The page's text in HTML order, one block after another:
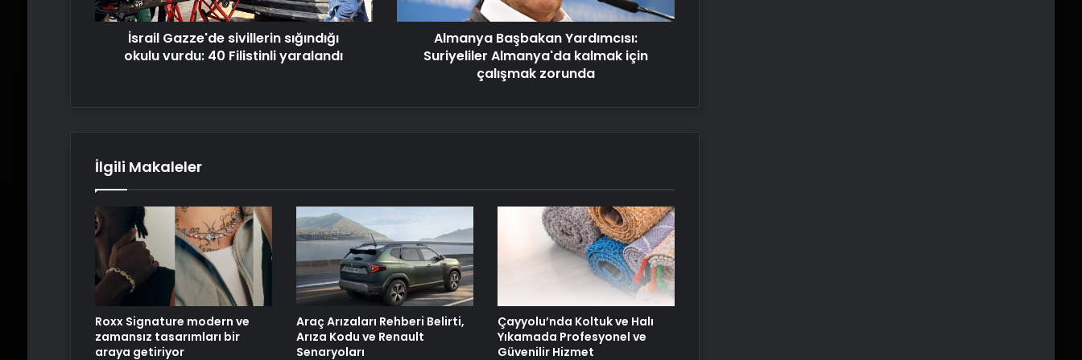
Petmona : Kedi Maması ve Köpek
Maması İle Tüm Evcil Hayvan
Ürünleri
Ortopodoloji İle Diyabetik Ayak
Yarası Tedavisi
yaralandı
İsrail Gazze'de sivillerin sığındığı
okulu vurdu: 40 Filistinli yaralandı
zorunda
Almanya Başbakan Yardımcısı:
Suriyeliler Almanya'da kalmak için
çalışmak zorunda
İlgili Makaleler
Roxx Signature modern ve
zamansız tasarımları bir
araya getiriyor
Araç Arızaları Rehberi Belirti,
Arıza Kodu ve Renault
Senaryoları
Çayyolu’nda Koltuk ve Halı
Yıkamada Profesyonel ve
Güvenilir Hizmet